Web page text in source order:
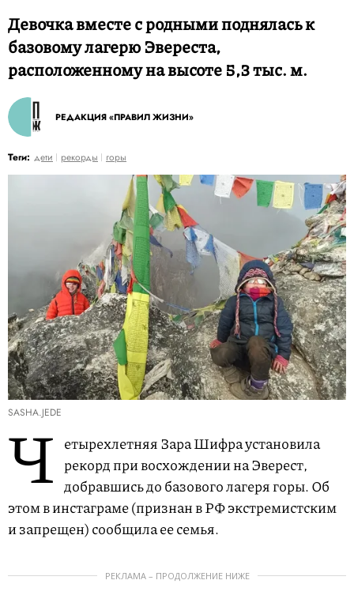
Девочка вместе с родными поднялась к
базовому лагерю Эвереста,
расположенному на высоте 5,3 тыс. м.
РЕДАКЦИЯ «ПРАВИЛ ЖИЗНИ»
Теги: дети рекорды горы
SASHA.JEDE
Ч етырехлетняя Зара Шифра установила
рекорд при восхождении на Эверест,
добравшись до базового лагеря горы. Об
этом в инстаграме (признан в РФ экстремистским
и запрещен) сообщила ее семья.
РЕКЛАМА – ПРОДОЛЖЕНИЕ НИЖЕ